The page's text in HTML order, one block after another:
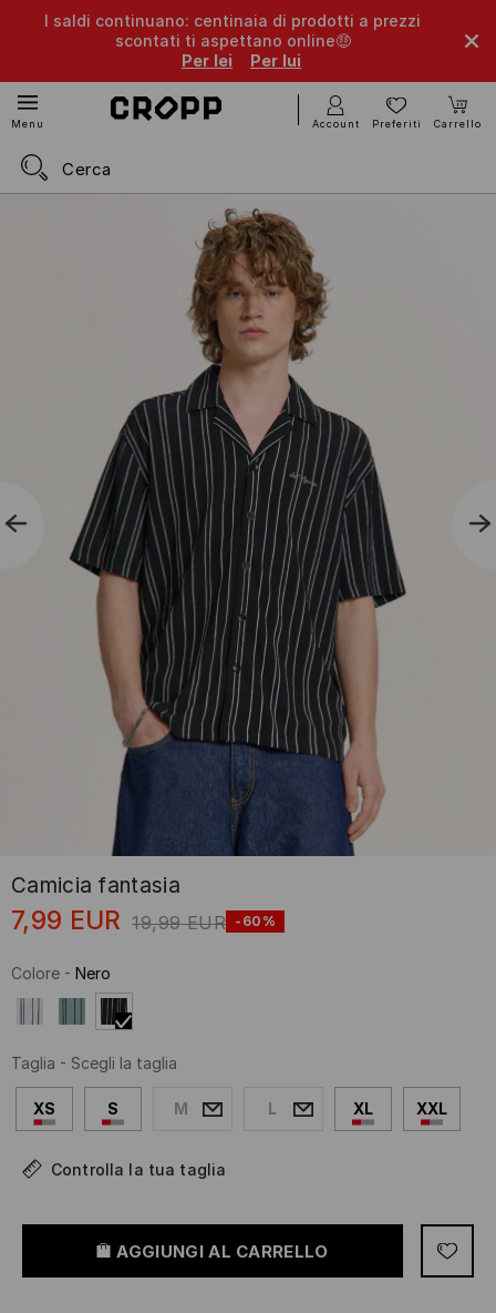
I saldi continuano: centinaia di prodotti a prezzi
scontati ti aspettano online🤑
Per lei
Per lui
Menu Account Preferiti Carrello
Camicia fantasia
7,99 EUR 19,99 EUR -60%
Colore - Nero
Taglia - Scegli la taglia
XS S M L XL XXL
Controlla la tua taglia
AGGIUNGI AL CARRELLO